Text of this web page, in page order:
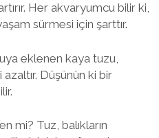
Her akvaryumcu bilir ki,
sürmesi için şarttır.
eklenen kaya tuzu,
Düşünün ki bir
mi? Tuz, balıkların